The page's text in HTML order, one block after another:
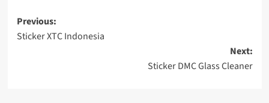
Post
navigation
Previous:
Sticker XTC Indonesia
Next:
Sticker DMC Glass Cleaner